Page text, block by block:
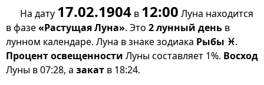
На дату 17.02.1904 в 12:00 Луна находится
в фазе«Растущая Луна». Это 2 лунный день в
лунном календаре. Луна в знаке зодиака Рыбы ♓.
Процент освещенности Луны составляет 1%. Восход
Луны в 07:28, а закат в 18:24.